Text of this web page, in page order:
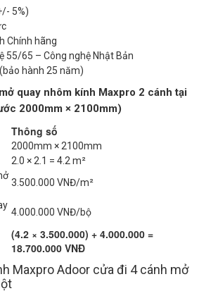
5%)
Chính hãng
55/65 – Công nghệ Nhật Bản
hành 25 năm)
quay nhôm kính Maxpro 2 cánh tại
2000mm × 2100mm)
Thông số
2000mm × 2100mm
2.0 × 2.1 = 4.2 m²
3.500.000 VNĐ/m²
4.000.000 VNĐ/bộ
(4.2 × 3.500.000) + 4.000.000 =
18.700.000 VNĐ
Maxpro Adoor cửa đi 4 cánh mở